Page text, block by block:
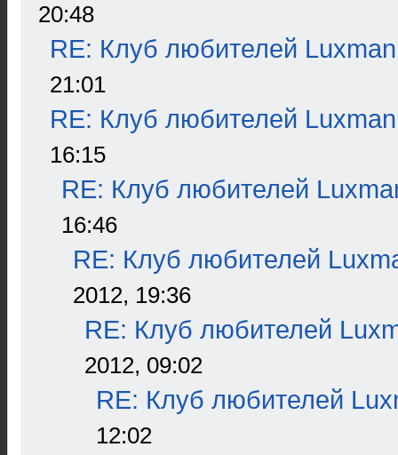
20:48
RE: Клуб любителей Luxman
21:01
RE: Клуб любителей Luxman
16:15
RE: Клуб любителей
16:46
RE: Клуб любителей
2012, 19:36
RE: Клуб любителей
2012, 09:02
RE: Клуб любителей
12:02